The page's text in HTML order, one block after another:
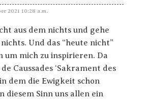
2021 10:28 a.m.
aus dem nichts und gehe
Und das “heute nicht”
um mich zu inspirieren. Da
Caussades ‘Sakrament des
dem die Ewigkeit schon
diesem Sinn uns allen ein